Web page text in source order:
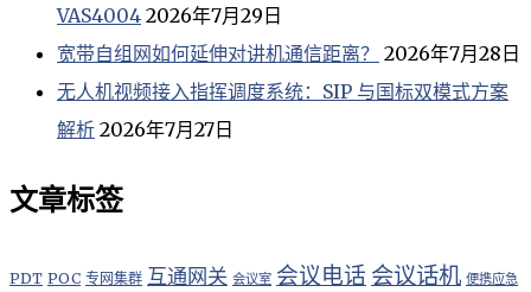
VAS4004 2026年7月29日
宽带自组网如何延伸对讲机通信距离？ 2026年7月28日
无人机视频接入指挥调度系统：SIP 与国标双模式方案
解析 2026年7月27日
文章标签
PDT POC 专网集群 互通网关 会议室 会议电话 会议话机 便携应急